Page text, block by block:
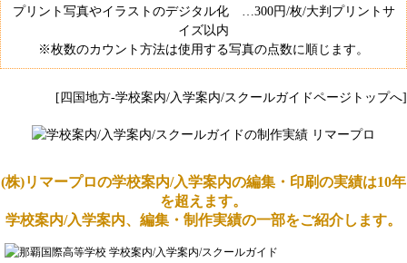
プリント写真やイラストのデジタル化 …300円/枚/大判プリントサ
イズ以内
※枚数のカウント方法は使用する写真の点数に順じます。
[四国地方-学校案内/入学案内/スクールガイドページトップへ]
(株)リマープロの学校案内/入学案内の編集・印刷の実績は10年
を超えます。
学校案内/入学案内、編集・制作実績の一部をご紹介します。